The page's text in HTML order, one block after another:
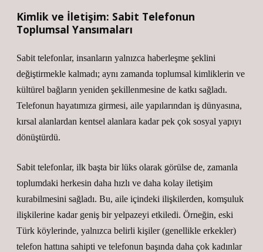
Kimlik ve İletişim: Sabit Telefonun
Toplumsal Yansımaları
Sabit telefonlar, insanların yalnızca haberleşme şeklini
değiştirmekle kalmadı; aynı zamanda toplumsal kimliklerin ve
kültürel bağların yeniden şekillenmesine de katkı sağladı.
Telefonun hayatımıza girmesi, aile yapılarından iş dünyasına,
kırsal alanlardan kentsel alanlara kadar pek çok sosyal yapıyı
dönüştürdü.
Sabit telefonlar, ilk başta bir lüks olarak görülse de, zamanla
toplumdaki herkesin daha hızlı ve daha kolay iletişim
kurabilmesini sağladı. Bu, aile içindeki ilişkilerden, komşuluk
ilişkilerine kadar geniş bir yelpazeyi etkiledi. Örneğin, eski
Türk köylerinde, yalnızca belirli kişiler (genellikle erkekler)
telefon hattına sahipti ve telefonun başında daha çok kadınlar